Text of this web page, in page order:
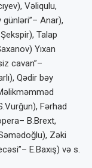
Vəliqulu,
günləri”– Anar),
Talap
Yıxan
cavan”–
Qədir bəy
Fərhad
B.Brext,
Zəki
E.Baxış) və s.